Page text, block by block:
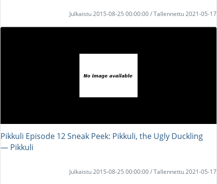
Julkaistu 2015-08-25 00:00:00 / Tallennettu 2021-05-17
Pikkuli Episode 12 Sneak Peek: Pikkuli, the Ugly Duckling
― Pikkuli
Julkaistu 2015-08-25 00:00:00 / Tallennettu 2021-05-17